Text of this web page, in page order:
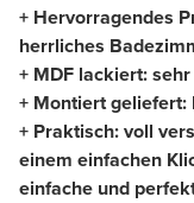
+ Hervorragendes
herrliches
+ MDF lackiert:
+ Montiert
+ Praktisch: voll
einem einfachen
einfache und